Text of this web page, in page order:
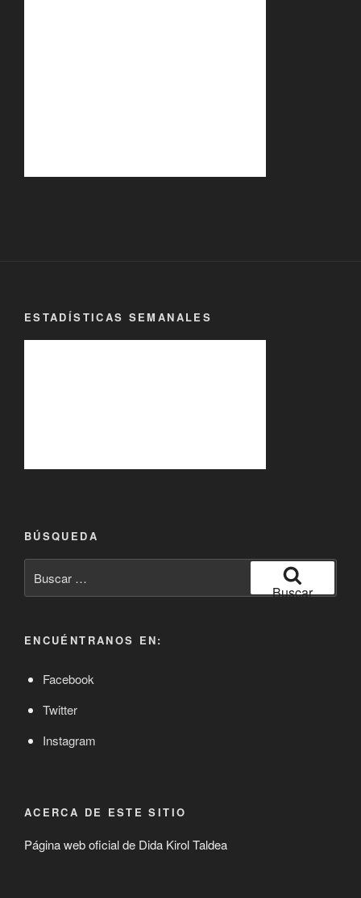
ESTADÍSTICAS SEMANALES
BÚSQUEDA
por:
Buscar
ENCUÉNTRANOS EN:
Facebook
Twitter
Instagram
ACERCA DE ESTE SITIO
Página web oficial de Dida Kirol Taldea